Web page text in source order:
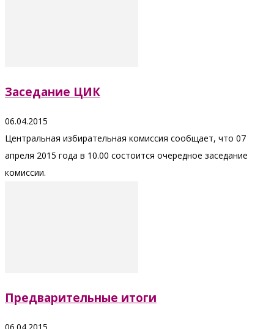
Заседание ЦИК
06.04.2015
Центральная избирательная комиссия сообщает, что 07
апреля 2015 года в 10.00 состоится очередное заседание
комиссии.
Предварительные итоги